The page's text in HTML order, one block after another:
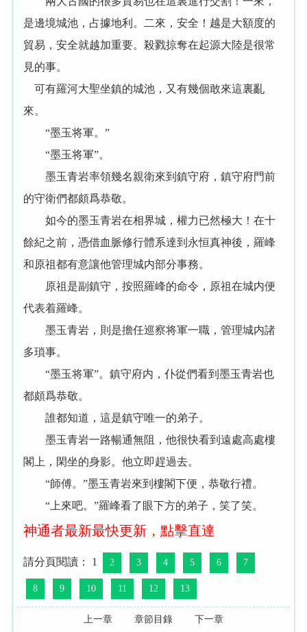
是邊境城池，占據地利。二來，安全！越是大額度的
貿易，安全就越加重要。殺戮掠奪在起源大陸是很常
見的事。
可有羅河大聖坐鎮的城池，又有幾個敢來這裏亂
來。
“墨玉将軍。”
“墨玉将軍”。
墨玉青岩率領幾名親衛來到鎮守府，鎮守府門前
的守衛們都頗爲恭敬。
如今的墨玉青岩在相界城，權力已然極大！在十
餘紀之前，憑借血脈修行體系達到永恒真神後，羅峰
和原祖都有意讓他管理城内部分事務。
原祖是副鎮守，按照羅峰的命令，原祖在城内便
代表着羅峰。
墨玉青岩，則是擔任巡察将軍一職，管理城内諸
多瑣事。
“墨玉将軍”。鎮守府内，仆從們看到墨玉青岩也
都頗爲恭敬。
誰都知道，這是鎮守唯一的弟子。
墨玉青岩一路暢通無阻，他很快看到遠處高處樓
閣上，閑坐的身影。他立即趕過去。
“師傅。”墨玉青岩來到樓閣下便，恭敬行禮。
“上來吧。”羅峰看了眼下方的弟子，笑了笑。
神通者最新最快更新，點擊直達
請分頁閱讀： 1 2 3 4 5 6 7
8 9 10 11 12 13
上一章 章節目錄 下一章